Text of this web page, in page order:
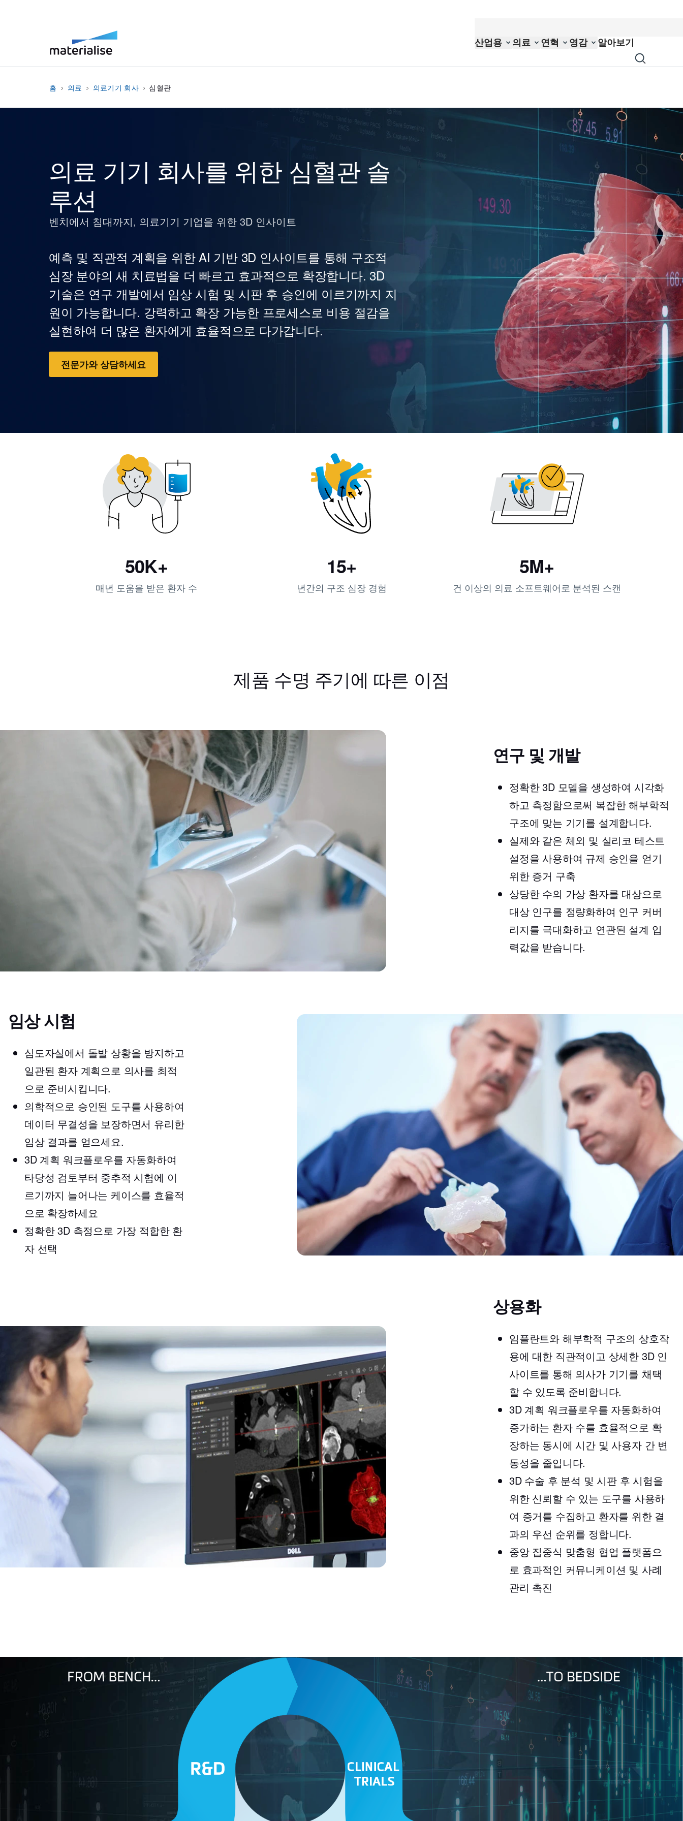
산업용 의료 연혁 영감 알아보기
홈 의료 의료기기 회사 심혈관
의료 기기 회사를 위한 심혈관 솔
루션
벤치에서 침대까지, 의료기기 기업을 위한 3D 인사이트
예측 및 직관적 계획을 위한 AI 기반 3D 인사이트를 통해 구조적
심장 분야의 새 치료법을 더 빠르고 효과적으로 확장합니다. 3D
기술은 연구 개발에서 임상 시험 및 시판 후 승인에 이르기까지 지
원이 가능합니다. 강력하고 확장 가능한 프로세스로 비용 절감을
실현하여 더 많은 환자에게 효율적으로 다가갑니다.
전문가와 상담하세요
50K+
매년 도움을 받은 환자 수
15+
년간의 구조 심장 경험
5M+
‍건 이상의 의료 소프트웨어로 분석된 스캔
제품 수명 주기에 따른 이점
연구 및 개발
정확한 3D 모델을 생성하여 시각화
하고 측정함으로써 복잡한 해부학적
구조에 맞는 기기를 설계합니다.
실제와 같은 체외 및 실리코 테스트
설정을 사용하여 규제 승인을 얻기
위한 증거 구축
상당한 수의 가상 환자를 대상으로
대상 인구를 정량화하여 인구 커버
리지를 극대화하고 연관된 설계 입
력값을 받습니다.
임상 시험
심도자실에서 돌발 상황을 방지하고
일관된 환자 계획으로 의사를 최적
으로 준비시킵니다.
의학적으로 승인된 도구를 사용하여
데이터 무결성을 보장하면서 유리한
임상 결과를 얻으세요.
3D 계획 워크플로우를 자동화하여
타당성 검토부터 중추적 시험에 이
르기까지 늘어나는 케이스를 효율적
으로 확장하세요
정확한 3D 측정으로 가장 적합한 환
자 선택
상용화
임플란트와 해부학적 구조의 상호작
용에 대한 직관적이고 상세한 3D 인
사이트를 통해 의사가 기기를 채택
할 수 있도록 준비합니다.
3D 계획 워크플로우를 자동화하여
증가하는 환자 수를 효율적으로 확
장하는 동시에 시간 및 사용자 간 변
동성을 줄입니다.
3D 수술 후 분석 및 시판 후 시험을
위한 신뢰할 수 있는 도구를 사용하
여 증거를 수집하고 환자를 위한 결
과의 우선 순위를 정합니다.
중앙 집중식 맞춤형 협업 플랫폼으
로 효과적인 커뮤니케이션 및 사례
관리 촉진